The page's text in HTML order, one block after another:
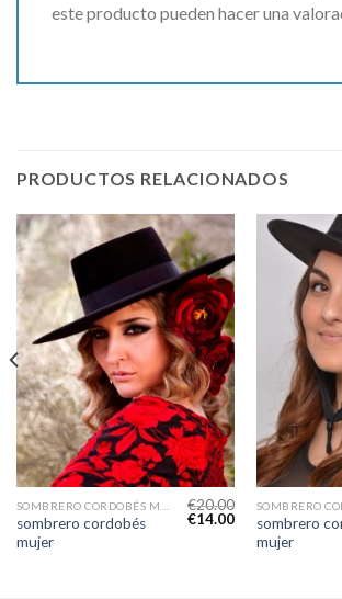
este producto pueden hacer una
PRODUCTOS RELACIONADOS
sombrero cordobés
mujer
€20.00
€14.00
sombrero
mujer